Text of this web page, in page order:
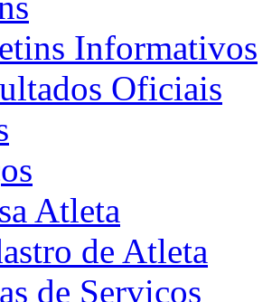
Informativos
Oficiais
Atleta
de Atleta
de Serviços